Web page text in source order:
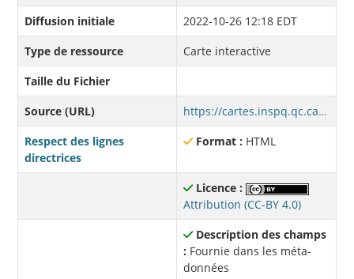
Diffusion initiale
2022-10-26 12:18 EDT
Type de ressource
Carte interactive
Taille du Fichier
Source (URL)
https://cartes.inspq.qc.ca/geoportail/?pos=%40-73.00925%2C46.56406%2C8z&ctx=climatadaptationchangementsclimatiques&urls=https%3A%2F%2Fcartes.inspq.qc.ca%2Fmapserver%2Fgeneral%2Finspq_ilotstemperature.map%2Chttps%3A%2F%2Fcartes.inspq.qc.ca%2Fmapserver%2Fgeneral%2Fulaval_ad2016climatisation_energie.map%2Chttps%3A%2F%2Fcartes.inspq.qc.ca%2Fmapserver%2Fgeneral%2Fcerfo_multicriteres_cons_energie.map%2Chttps%3A%2F%2Fwww.servicesgeo.enviroweb.gouv.qc.ca%2Fdonnees%2Fservices%2FPublic%2FThemes_publics%2FMapServer%2FWMSServer%3F&layers=0%2C%5Binspq_variation_thermique_PU_milieu_rural_2020_2022%5Dn%2C0t%2C100pid%2C0v%2C28z%3B0%2C%5Bvar_temp_pu_metadonnees_2020_2022%5Dn%2C0t%2C100pid%2C0v%2C27z%3B0%2C%5Binspq_temperature_surface_2020_2022%5Dn%2C0t%2C100pid%2C0v%2C26z%3B0%2C%5Binspq_ilot_chaleur_2020-2022_metadonnees%5Dn%2C0t%2C100pid%2C0v%2C25z%3B0%2C%5Binspq_temperature_surface_2013_2014%5Dn%2C0t%2C100pid%2C0v%2C24z%3B0%2C%5Binspq_ilot_chaleur_2013-2014_metadonnees%5Dn%2C0t%2C100pid%2C0v%2C23z%3B0%2C%5Binspq_temperature_surface_2012%5Dn%2C0t%2C100pid%2C0v%2C22z%3B0%2C%5Binspq_ilot_chaleur_2020_2022%5Dn%2C0t%2C100pid%2C0v%2C21z%3B0%2C%5Binspq_ilot_chaleur_2013_2014%5Dn%2C0t%2C100pid%2C0v%2C20z%3B0%2C%5Binspq_ilot_chaleur_2012%5Dn%2C0t%2C100pid%2C0v%2C19z%3B0%2C%5Binspq_ilot_fraicheur_2020_2022%5Dn%2C0t%2C100pid%2C0v%2C18z%3B0%2C%5Binspq_ilot_fraicheur_2013_2014%5Dn%2C0t%2C100pid%2C0v%2C17z%3B0%2C%5Binspq_ilot_fraicheur_2012%5Dn%2C0t%2C100pid%2C0v%2C16z%3B0%2C%5Binspq_analysechangement_difference_2022-2013%5Dn%2C0t%2C400pid%2C0v%2C14z%3B0%2C%5Binspq_ilot_chaleur_2020-2022_ecart%5Dn%2C0t%2C400pid%2C0v%2C13z%3B0%2C%5Binspq_ilot_chaleur_2013-2014_ecart%5Dn%2C0t%2C400pid%2C1v%2C12z%3B0%2C%5Binspq_analysechangement_suhii_2022-2013%5Dn%2C0t%2C500pid%2C0v%2C10z%3B0%2C%5Binspq_suhii_2020_2022%5Dn%2C0t%2C500pid%2C0v%2C9z%3B0%2C%5Binspq_suhii_2013_2014%5Dn%2C0t%2C500pid%2C0v%2C8z%3B1%2C%5Bulaval_ad2016climatisation_energie%5Dn%2C0t%2C600pid%2C0v%2C6z%3B2%2C%5Bcerfo_multicriteres_cons_energie%5Dn%2C0t%2C600pid%2C0v%2C5z%3B3%2C%5BPolygones_de_zones_inondables42752%5Dn%2C0t%2C700pid%2C0v%2C3z&groups=400id%2C%25C3%2589carts%2520de%2520temp%25C3%25A9ratures%2520en%2520%25C2%25B0Ct%2C11z%2C1v%2C1e
Respect des lignes
directrices
Format : HTML
Licence :
Attribution (CC-BY 4.0)
Description des champs
: Fournie dans les méta-
données